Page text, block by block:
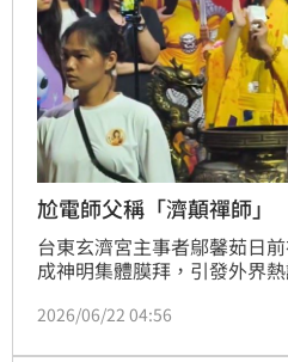
尬電師父稱「濟顛禪師
台東玄濟宮主事者鄔馨茹日
成神明集體膜拜，引發外界
至曾自封玉皇大帝，種種行徑
2026/06/22 04:56